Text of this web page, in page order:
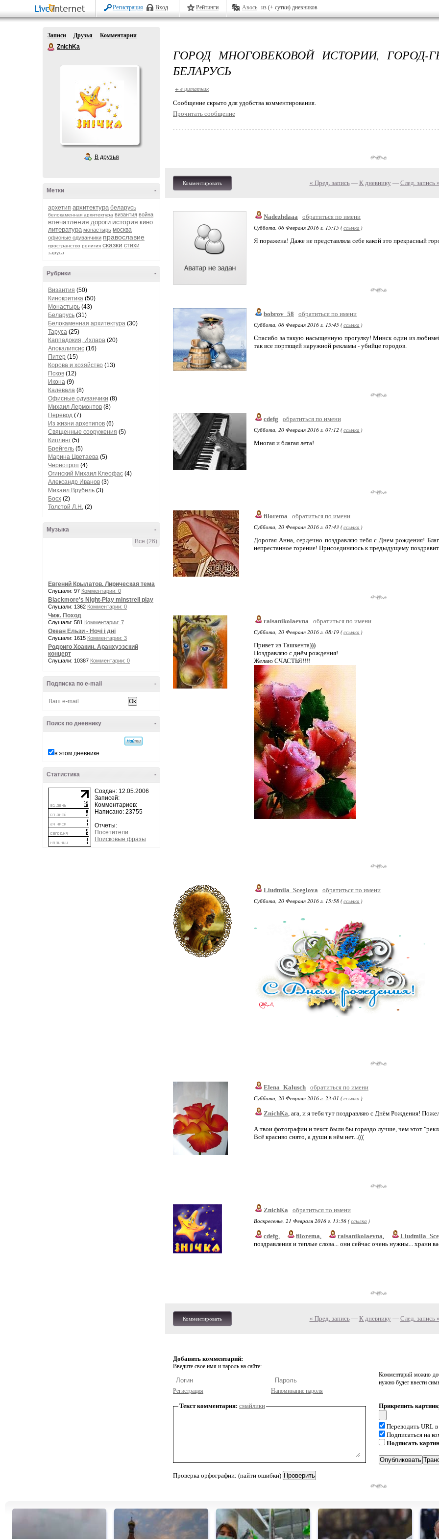
Регистрация Вход Рейтинги Авось из (+ сутки) дневников
Записи Друзья
Комментарии
ZnichKa
В друзья
-
Метки
архетип архитектура беларусь
белокаменная архитектура византия война
впечатления дороги история кино
литература монастырь москва
офисные одуванчики православие
пространство религия сказки стихи
таруса
-
Рубрики
Византия (50)
Кинокритика (50)
Монастырь (43)
Беларусь (31)
Белокаменная архитектура (30)
Таруса (25)
Каппадокия, Ихлара (20)
Апокалипсис (16)
Питер (15)
Корова и хозяйство (13)
Псков (12)
Икона (9)
Калевала (8)
Офисные одуванчики (8)
Михаил Лермонтов (8)
Перевод (7)
Из жизни архетипов (6)
Священные сооружения (5)
Киплинг (5)
Брейгель (5)
Марина Цветаева (5)
Чернотроп (4)
Огинский Михаил Клеофас (4)
Александр Иванов (3)
Михаил Врубель (3)
Босх (2)
Толстой Л.Н. (2)
-
Музыка
Все (26)
Евгений Крылатов. Лирическая тема
Слушали: 97 Комментарии: 0
Blackmore's Night-Play minstrell play
Слушали: 1362 Комментарии: 0
Чиж. Поход
Слушали: 581 Комментарии: 7
Океан Ельзи - Ночі і дні
Слушали: 1615 Комментарии: 3
Родриго Хоакин. Аранхуэзский
концерт
Слушали: 10387 Комментарии: 0
-
Подписка по e-mail
-
Поиск по дневнику
в этом дневнике
-
Статистика
Создан: 12.05.2006
Записей:
Комментариев:
Написано: 23755
Отчеты:
Посетители
Поисковые фразы
ГОРОД МНОГОВЕКОВОЙ ИСТОРИИ, ГОРОД-
БЕЛАРУСЬ
+ в цитатник
Cообщение скрыто для удобства комментирования.
Прочитать сообщение
Комментировать « Пред. запись— К дневнику — След. запись »
Nadezhdaaa
обратиться по имени
Суббота, 06 Февраля 2016 г. 15:15 (ссылка )
Я поражена! Даже не представляла себе какой это прекрасный
bobrov_58
обратиться по имени
Суббота, 06 Февраля 2016 г. 15:45 (ссылка )
Спасибо за такую насыщенную прогулку! Минск один из
так все портящей наружной рекламы - убийце городов.
cdefg
обратиться по имени
Суббота, 20 Февраля 2016 г. 07:12 (ссылка )
Многая и благая лета!
filorema
обратиться по имени
Суббота, 20 Февраля 2016 г. 07:43 (ссылка )
Дорогая Анна, сердечно поздравляю тебя с Днем рождения!
непрестанное горение! Присоединяюсь к предыдущему
raisanikolaevna
обратиться по имени
Суббота, 20 Февраля 2016 г. 08:19 (ссылка )
Привет из Ташкента)))
Поздравляю с днём рождения!
Желаю СЧАСТЬЯ!!!!
Liudmila_Sceglova
обратиться по имени
Суббота, 20 Февраля 2016 г. 15:58 (ссылка )
.
Elena_Kalusch обратиться по имени
Суббота, 20 Февраля 2016 г. 23:01 (ссылка )
ZnichKa, ага, и я тебя тут поздравляю с Днём Рождения!
А твои фотографии и текст были бы гораздо лучше, чем этот
Всё красиво снято, а души в нём нет...(((
ZnichKa
обратиться по имени
Воскресенье, 21 Февраля 2016 г. 13:56 (ссылка )
cdefg, filorema, raisanikolaevna,
поздравления и теплые слова... они сейчас очень нужны... храни
Комментировать « Пред. запись— К дневнику — След. запись »
Добавить комментарий:
Введите свое имя и пароль на сайте:
Регистрация Напоминание пароля
Комментарий можно
нужно будет ввести
Текст комментария: смайлики
Проверка орфографии: (найти ошибки)
Прикрепить
Переводить URL
Подписаться на
Подписать